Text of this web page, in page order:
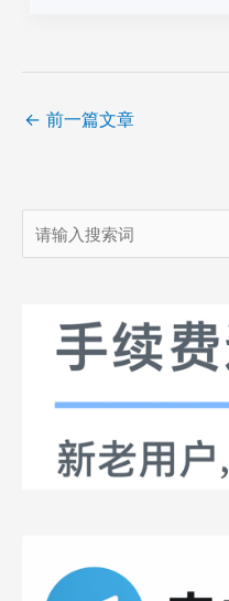
← 前一篇文章
搜
索